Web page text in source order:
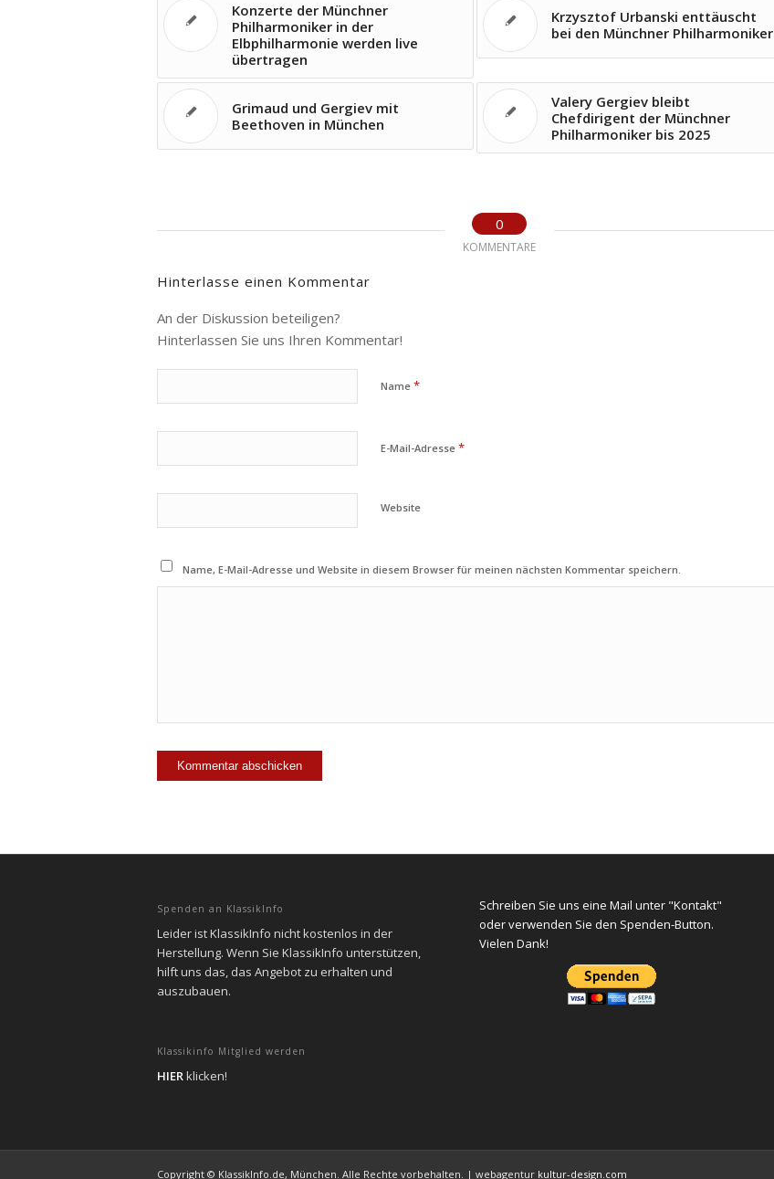
Konzerte der Münchner
Philharmoniker in der
Elbphilharmonie werden live
übertragen
Krzysztof Urbanski enttäuscht
bei den Münchner Philharmoniker
Grimaud und Gergiev mit
Beethoven in München
Valery Gergiev bleibt
Chefdirigent der Münchner
Philharmoniker bis 2025
0
KOMMENTARE
Hinterlasse einen Kommentar
An der Diskussion beteiligen?
Hinterlassen Sie uns Ihren Kommentar!
Name *
E-Mail-Adresse *
Website
Name, E-Mail-Adresse und Website in diesem Browser für meinen nächsten Kommentar speichern.
Spenden an KlassikInfo
Leider ist KlassikInfo nicht kostenlos in der
Herstellung. Wenn Sie KlassikInfo unterstützen,
hilft uns das, das Angebot zu erhalten und
auszubauen.
Klassikinfo Mitglied werden
HIERklicken!
Schreiben Sie uns eine Mail unter "Kontakt"
oder verwenden Sie den Spenden-Button.
Vielen Dank!
Copyright © KlassikInfo.de, München. Alle Rechte vorbehalten. | webagentur kultur-design.com